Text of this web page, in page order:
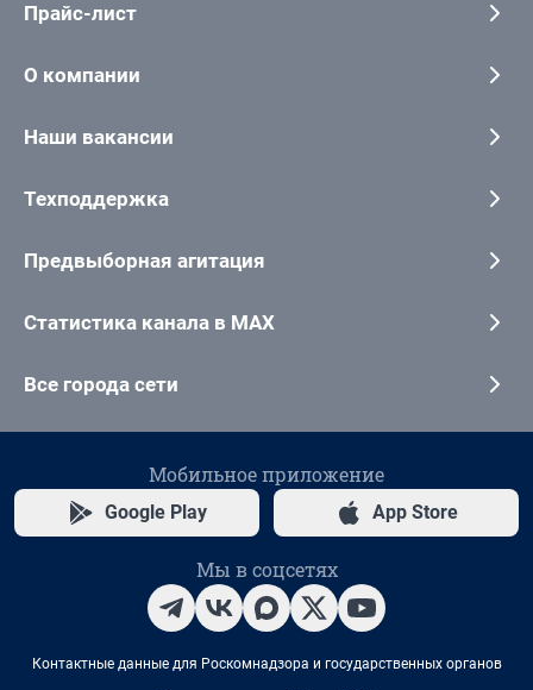
Прайс-лист
О компании
Наши вакансии
Техподдержка
Предвыборная агитация
Статистика канала в MAX
Все города сети
Мобильное приложение
Google Play App Store
Мы в соцсетях
Контактные данные для Роскомнадзора и государственных органов